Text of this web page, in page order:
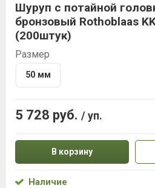
Шуруп с потайной
бронзовый Rothoblaas
(200штук)
Размер
50 мм
5 728 руб. / уп.
В корзину
Наличие